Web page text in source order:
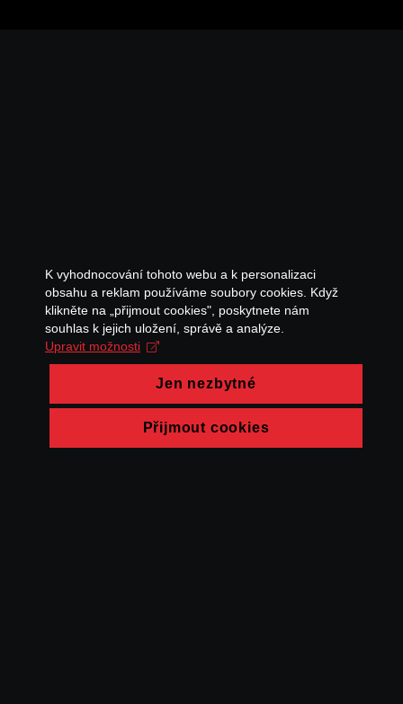
K vyhodnocování tohoto webu a k personalizaci
obsahu a reklam používáme soubory cookies. Když
klikněte na „přijmout cookies", poskytnete nám
souhlas k jejich uložení, správě a analýze.
Upravit možnosti
Jen nezbytné
Přijmout cookies